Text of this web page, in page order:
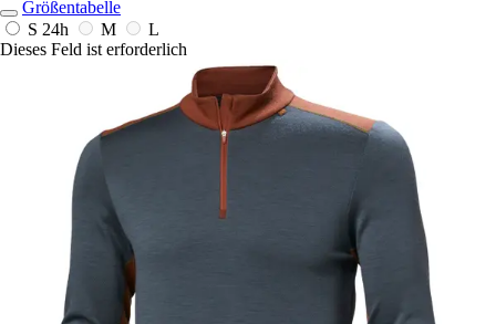
Größentabelle
S 24h M
L
Dieses Feld ist erforderlich